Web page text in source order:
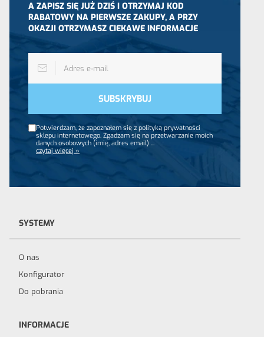
SYSTEMY
O nas
Konfigurator
Do pobrania
INFORMACJE
A ZAPISZ SIĘ JUŻ DZIŚ I OTRZYMAJ KOD
RABATOWY NA PIERWSZE ZAKUPY, A PRZY
OKAZJI OTRZYMASZ CIEKAWE INFORMACJE
Potwierdzam, że zapoznałem się z polityką prywatności
sklepu internetowego. Zgadzam się na przetwarzanie moich
danych osobowych (imię, adres email) ...
czytaj więcej »